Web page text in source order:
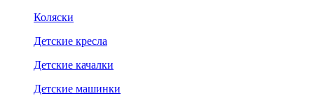
Коляски
Детские кресла
Детские качалки
Детские машинки